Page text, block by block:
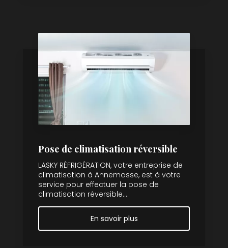
Pose de climatisation réversible
LASKY RÉFRIGÉRATION, votre entreprise de
climatisation à Annemasse, est à votre
service pour effectuer la pose de
climatisation réversible....
En savoir plus